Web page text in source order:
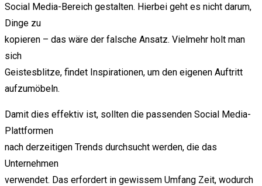
Social Media-Bereich gestalten. Hierbei geht es nicht darum,
Dinge zu
kopieren – das wäre der falsche Ansatz. Vielmehr holt man
sich
Geistesblitze, findet Inspirationen, um den eigenen Auftritt
aufzumöbeln.
Damit dies effektiv ist, sollten die passenden Social Media-
Plattformen
nach derzeitigen Trends durchsucht werden, die das
Unternehmen
verwendet. Das erfordert in gewissem Umfang Zeit, wodurch